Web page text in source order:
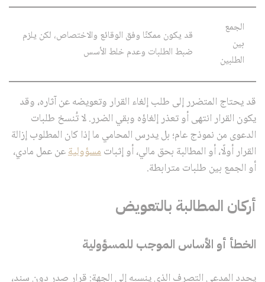
الجمع
بين
الطلبين
قد يكون ممكنًا وفق الوقائع والاختصاص، لكن يلزم
ضبط الطلبات وعدم خلط الأسس
قد يحتاج المتضرر إلى طلب إلغاء القرار وتعويضه عن آثاره، وقد
يكون القرار انتهى أو تعذر إلغاؤه وبقي الضرر. لا تُنسخ طلبات
الدعوى من نموذج عام؛ بل يدرس المحامي ما إذا كان المطلوب إزالة
القرار أولًا، أو المطالبة بحق مالي، أو إثباتمسؤوليةعن عمل مادي،
أو الجمع بين طلبات مترابطة.
أركان المطالبة بالتعويض
الخطأ أو الأساس الموجب للمسؤولية
يحدد المدعي التصرف الذي ينسبه إلى الجهة: قرار صدر دون سند،